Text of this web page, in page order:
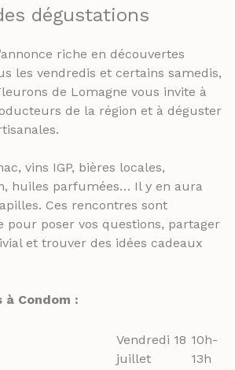
dégustations
riche en découvertes
les vendredis et certains samedis,
de Lomagne vous invite à
de la région et à déguster
vins IGP, bières locales,
huiles parfumées… Il y en aura
Ces rencontres sont
pour poser vos questions, partager
et trouver des idées cadeaux
à Condom :
Vendredi 18
juillet
10h-
13h